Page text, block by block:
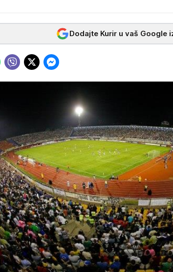
Dodajte Kurir u vaš Google